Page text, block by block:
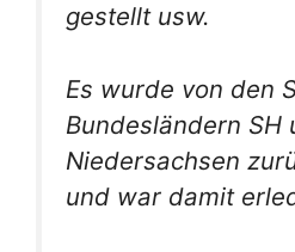
gestellt usw.
Es wurde von den
Bundesländern SH
Niedersachsen
und war damit